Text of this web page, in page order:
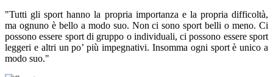
"Tutti gli sport hanno la propria importanza e la propria difficoltà,
ma ognuno è bello a modo suo. Non ci sono sport belli o meno. Ci
possono essere sport di gruppo o individuali, ci possono essere sport
leggeri e altri un po’ più impegnativi. Insomma ogni sport è unico a
modo suo."